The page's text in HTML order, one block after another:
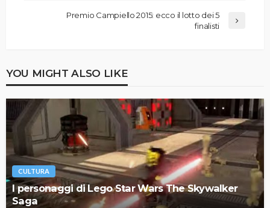
Premio Campiello 2015: ecco il lotto dei 5
finalisti
YOU MIGHT ALSO LIKE
CULTURA
I personaggi di Lego Star Wars The Skywalker
Saga